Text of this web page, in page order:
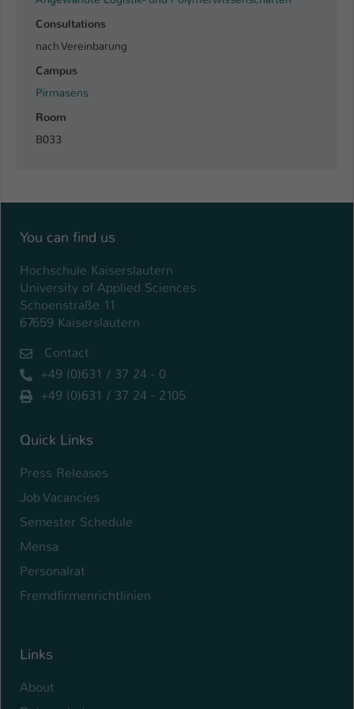
Consultations
nach Vereinbarung
Campus
Pirmasens
Room
B033
You can find us
Hochschule Kaiserslautern
University of Applied Sciences
Schoenstraße 11
67659 Kaiserslautern
Contact
+49 (0)631 / 37 24 - 0
+49 (0)631 / 37 24 - 2105
Quick Links
Press Releases
Job Vacancies
Semester Schedule
Mensa
Personalrat
Fremdfirmenrichtlinien
Links
About
Zweck
Einstellungen. Unter anderem eine zufällig
Einstellungen, falls der Webseiten-
Name
Zweck
Cookie von TYPO3. Es speichert im Fall
kann der eingeloggte Benutzer
wiedererkannt werden und es wird ihm
Zugang zu geschützten Bereichen
gewährt.
Name be_typo_user
Laufzeit
angemeldet ist und Rechte besitzt diese